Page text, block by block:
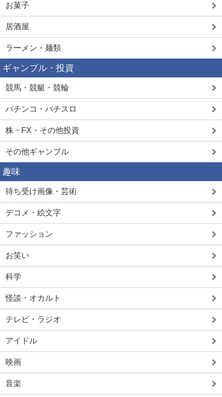
お菓子
居酒屋
ラーメン・麺類
ギャンブル・投資
競馬・競艇・競輪
パチンコ・パチスロ
株・FX・その他投資
その他ギャンブル
趣味
待ち受け画像・芸術
デコメ・絵文字
ファッション
お笑い
科学
怪談・オカルト
テレビ・ラジオ
アイドル
映画
音楽